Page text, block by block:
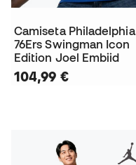
Camiseta Philadelphia
76Ers Swingman Icon
Edition Joel Embiid
104,99 €